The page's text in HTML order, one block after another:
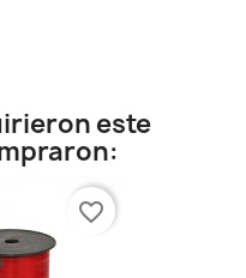
este
favorite_border